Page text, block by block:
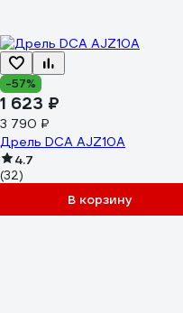
-57%
1 623 ₽
3 790 ₽
Дрель DCA AJZ10A
4.7
(32)
В корзину